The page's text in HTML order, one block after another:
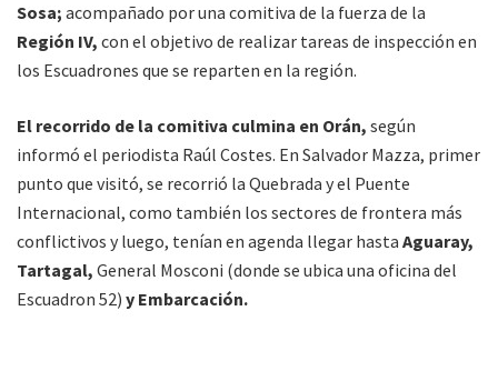
Sosa; acompañado por una comitiva de la fuerza de la
Región IV, con el objetivo de realizar tareas de inspección en
los Escuadrones que se reparten en la región.
El recorrido de la comitiva culmina en Orán, según
informó el periodista Raúl Costes. En Salvador Mazza, primer
punto que visitó, se recorrió la Quebrada y el Puente
Internacional, como también los sectores de frontera más
conflictivos y luego, tenían en agenda llegar hasta Aguaray,
Tartagal, General Mosconi (donde se ubica una oficina del
Escuadron 52) y Embarcación.